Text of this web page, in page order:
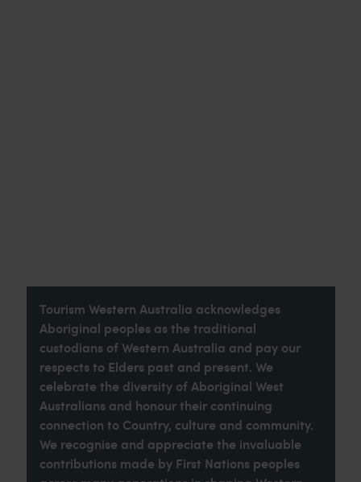
Tourism Western Australia acknowledges
Aboriginal peoples as the traditional
custodians of Western Australia and pay our
respects to Elders past and present. We
celebrate the diversity of Aboriginal West
Australians and honour their continuing
connection to Country, culture and community.
We recognise and appreciate the invaluable
contributions made by First Nations peoples